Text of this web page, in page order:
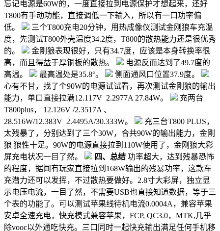
忘记电源是60W的，一度直接拉到电源保护才想起来，还好
T800有手动功能，直接调低一下输入，所以有一口功率偏
低。
三个T800充电20分钟，用热成像仪测试金刚狼车充温
度，先测试T800外壳温度34.2度，T800的散热能力还是很优秀
的。
金刚狼表现很好，只有34.7度，应该是本身转换率很
高，而且得益于厚铜板的散热。
电源反而达到了49.7度的
高温。
最高温处是35.8°。
侧面通风口位置37.9度。
心有不甘，找了个90W的电源试试看，再次测试金刚狼的输出
能力，单口直接拉满12.117V 2.2977A 27.84W。
充两台
T800plus， 12.126V /2.3517A 、
28.516W/12.383V 2.4495A/30.333W。
充三台T800 PLUS，
太残暴了，分别达到了三个30W，合共90W的输出能力，金刚
狼 狼性十足。90W的电源直接拉到110W使用了，金刚狼大彩
屏充电状况一目了然。
四、总结 功率超大，达到残暴恐怖
的程度，据闻有玩家直接拉到168W输出的残暴功率，这款车
充潜力还可以发挥，不过散热要做好。2.8寸大彩屏，独立显
示电压电流，一目了然，不需要USB也直接知道数据，等于三
个表的功能了。可以测试苹果线待机电流0.0004A，兼容苹果
安卓全速充电，快充模式兼容苹果，FCP, QC3.0，MTK,几乎
除vooc以外通吃快充。三口同时一起快充输出满足任何手机移